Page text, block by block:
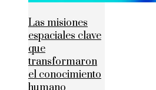
Las misiones
espaciales clave
que
transformaron
el conocimiento